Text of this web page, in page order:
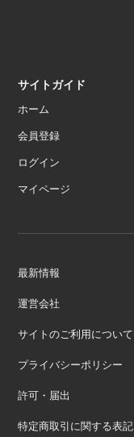
サイトガイド
ホーム
会員登録
ログイン
マイページ
最新情報
運営会社
サイトのご利用について
プライバシーポリシー
許可・届出
特定商取引に関する表記